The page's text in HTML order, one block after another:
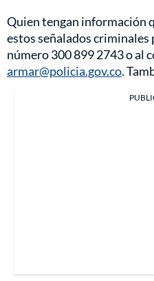
Quien tengan información
estos señalados criminales
número 300 899 2743 o al
armar@policia.gov.co.